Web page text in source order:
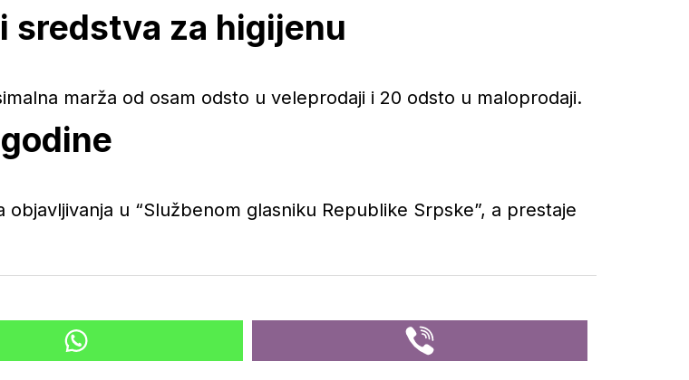
sredstva za higijenu
marža od osam odsto u veleprodaji i 20 odsto u maloprodaji.
u “Službenom glasniku Republike Srpske”, a prestaje